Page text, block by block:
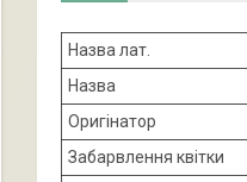
Назва лат.
Назва
Оригінатор
Забарвлення квітки